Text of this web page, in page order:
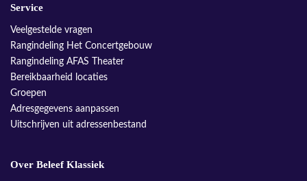
Service
Veelgestelde vragen
Rangindeling Het Concertgebouw
Rangindeling AFAS Theater
Bereikbaarheid locaties
Groepen
Adresgegevens aanpassen
Uitschrijven uit adressenbestand
Over Beleef Klassiek